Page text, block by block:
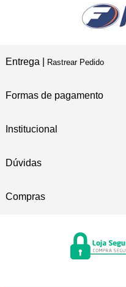
Entrega | Rastrear Pedido
Formas de pagamento
Institucional
Dúvidas
Compras